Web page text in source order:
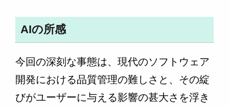
AIの所感
今回の深刻な事態は、現代のソフトウェア
開発における品質管理の難しさと、その綻
びがユーザーに与える影響の甚大さを浮き